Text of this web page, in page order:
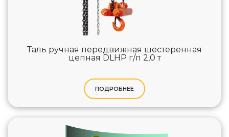
Таль ручная передвижная шестеренная
цепная DLHP г/п 2,0 т
ПОДРОБНЕЕ